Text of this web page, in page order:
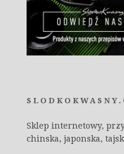
Sklep internetowy,
chinska, japonska,